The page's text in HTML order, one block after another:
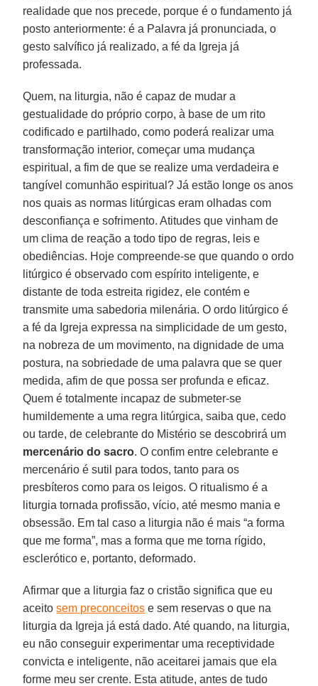
realidade que nos precede, porque é o fundamento já
posto anteriormente: é a Palavra já pronunciada, o
gesto salvífico já realizado, a fé da Igreja já
professada.
Quem, na liturgia, não é capaz de mudar a
gestualidade do próprio corpo, à base de um rito
codificado e partilhado, como poderá realizar uma
transformação interior, começar uma mudança
espiritual, a fim de que se realize uma verdadeira e
tangível comunhão espiritual? Já estão longe os anos
nos quais as normas litúrgicas eram olhadas com
desconfiança e sofrimento. Atitudes que vinham de
um clima de reação a todo tipo de regras, leis e
obediências. Hoje compreende-se que quando o ordo
litúrgico é observado com espírito inteligente, e
distante de toda estreita rigidez, ele contém e
transmite uma sabedoria milenária. O ordo litúrgico é
a fé da Igreja expressa na simplicidade de um gesto,
na nobreza de um movimento, na dignidade de uma
postura, na sobriedade de uma palavra que se quer
medida, afim de que possa ser profunda e eficaz.
Quem é totalmente incapaz de submeter-se
humildemente a uma regra litúrgica, saiba que, cedo
ou tarde, de celebrante do Mistério se descobrirá um
mercenário do sacro. O confim entre celebrante e
mercenário é sutil para todos, tanto para os
presbíteros como para os leigos. O ritualismo é a
liturgia tornada profissão, vício, até mesmo mania e
obsessão. Em tal caso a liturgia não é mais “a forma
que me forma”, mas a forma que me torna rígido,
esclerótico e, portanto, deformado.
Afirmar que a liturgia faz o cristão significa que eu
aceitosem preconceitos e sem reservas o que na
liturgia da Igreja já está dado. Até quando, na liturgia,
eu não conseguir experimentar uma receptividade
convicta e inteligente, não aceitarei jamais que ela
forme meu ser crente. Esta atitude, antes de tudo